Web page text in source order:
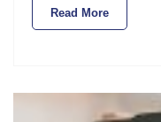
Read More